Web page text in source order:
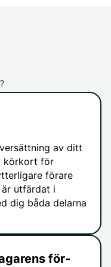
av ditt
körkort för
förare
utfärdat i
dig båda delarna
för-